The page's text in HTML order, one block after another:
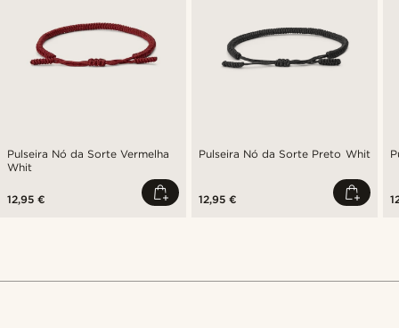
Pulseira Nó da Sorte Vermelha
Whit
12,95 €
Pulseira Nó da Sorte Preto Whit
12,95 €